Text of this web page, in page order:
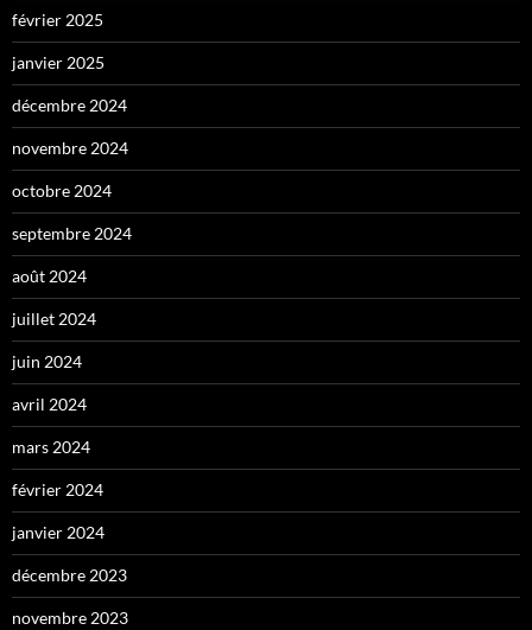
février 2025
janvier 2025
décembre 2024
novembre 2024
octobre 2024
septembre 2024
août 2024
juillet 2024
juin 2024
avril 2024
mars 2024
février 2024
janvier 2024
décembre 2023
novembre 2023